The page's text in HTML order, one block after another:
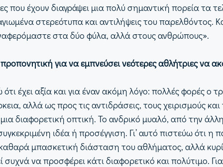
που έχουν διαγράψει μια πολύ σημαντική πορεία τα
στερεότυπα και αντιλήψεις του παρελθόντος.
στα δύο φύλα, αλλά στους ανθρώπους».
για να εμπνεύσει νεότερες αθλήτριες να
έχει αξία και για έναν ακόμη λόγο: πολλές φορές ο
αλλά ως προς τις αντιδράσεις, τους χειρισμούς
διαφορετική οπτική. Το ανδρικό μυαλό, από την
ιδέα ή προσέγγιση. Γι’ αυτό πιστεύω ότι η
καθαρά μπασκετική διάσταση του αθλήματος, αλλά
να προσφέρει κάτι διαφορετικό και πολύτιμο.